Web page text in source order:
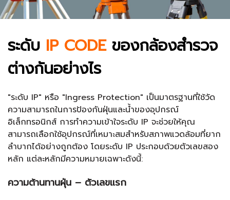
ระดับ IP CODE ของกล้องสำรวจ
ต่างกันอย่างไร
"ระดับ IP" หรือ "Ingress Protection" เป็นมาตรฐานที่ใช้วัด
ความสามารถในการป้องกันฝุ่นและน้ำของอุปกรณ์
อิเล็กทรอนิกส์ การทำความเข้าใจระดับ IP จะช่วยให้คุณ
สามารถเลือกใช้อุปกรณ์ที่เหมาะสมสำหรับสภาพแวดล้อมที่ยาก
ลำบากได้อย่างถูกต้อง โดยระดับ IP ประกอบด้วยตัวเลขสอง
หลัก แต่ละหลักมีความหมายเฉพาะดังนี้:
ความต้านทานฝุ่น – ตัวเลขแรก